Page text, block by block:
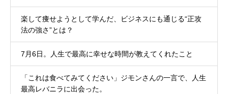
楽して痩せようとして学んだ、ビジネスにも通じる“正攻
法の強さ”とは？
7月6日。人生で最高に幸せな時間が教えてくれたこと
「これは食べてみてください」ジモンさんの一言で、人生
最高レバニラに出会った。